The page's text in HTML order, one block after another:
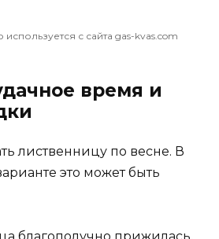
с сайта gas-kvas.com
время и
лиственницу по весне. В
это может быть